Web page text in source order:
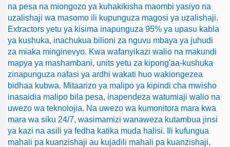
na pesa na miongozo ya kuhakikisha maombi yasiyo na
uzalishaji wa masomo ili kupunguza magosi ya uzalishaji.
Extractors yetu ya kisima inapunguza 95% ya upasu kabla
ya kushuka, inachukua bilioni za nguvu mbaya ya juhudi
za miaka minginevyo. Kwa wafanyikazi walio na makundi
mapya ya mashambani, units yetu za kipong'aa-kushuka
zinapunguza nafasi ya ardhi wakati huo wakiongezea
bidhaa kubwa. Mitaarizo ya malipo ya kipindi cha mwisho
inasaidia malipo bila pesa, inapendeza watumiaji walio na
uwezo wa teknolojia. Na uwezo wa kumonitora mara kwa
mara wa siku 24/7, wasimamizi wanaweza kutambua jinsi
ya kazi na asili ya fedha katika muda halisi. Ili kufungua
mahali pa kuanzishaji au kujadili mahali pa kuanzishaji,